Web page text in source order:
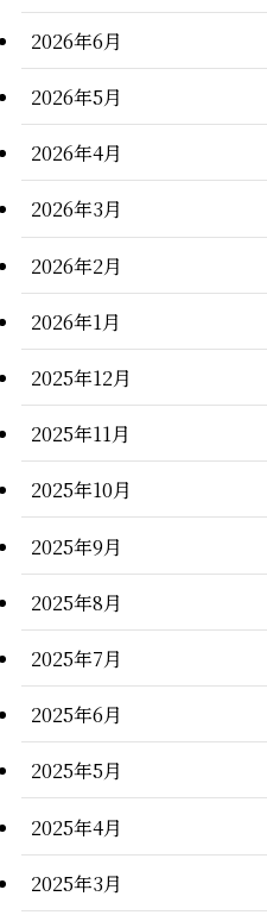
2026年6月
2026年5月
2026年4月
2026年3月
2026年2月
2026年1月
2025年12月
2025年11月
2025年10月
2025年9月
2025年8月
2025年7月
2025年6月
2025年5月
2025年4月
2025年3月